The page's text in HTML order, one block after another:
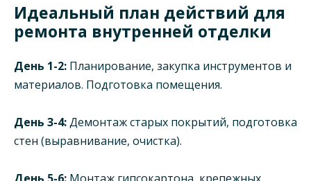
Идеальный план действий для
ремонта внутренней отделки
День 1-2: Планирование, закупка инструментов и
материалов. Подготовка помещения.
День 3-4:Демонтаж старых покрытий, подготовка
стен (выравнивание, очистка).